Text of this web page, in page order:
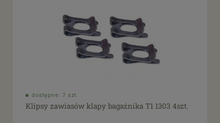
dostępne: 7 szt.
Klipsy zawiasów klapy bagażnika T1 1303 4szt.